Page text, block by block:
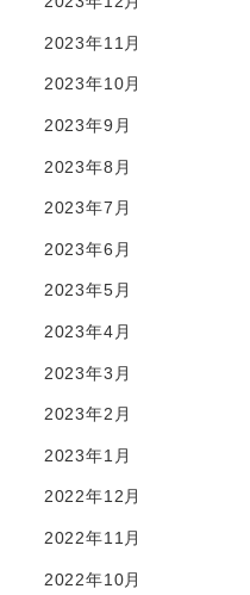
2023年11月
2023年10月
2023年9月
2023年8月
2023年7月
2023年6月
2023年5月
2023年4月
2023年3月
2023年2月
2023年1月
2022年12月
2022年11月
2022年10月